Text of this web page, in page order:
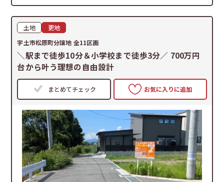
土地
更地
宇土市松原町分譲地 全11区画
＼駅まで徒歩10分＆小学校まで徒歩3分／ 700万円
台から叶う理想の自由設計
まとめてチェック お気に入りに追加